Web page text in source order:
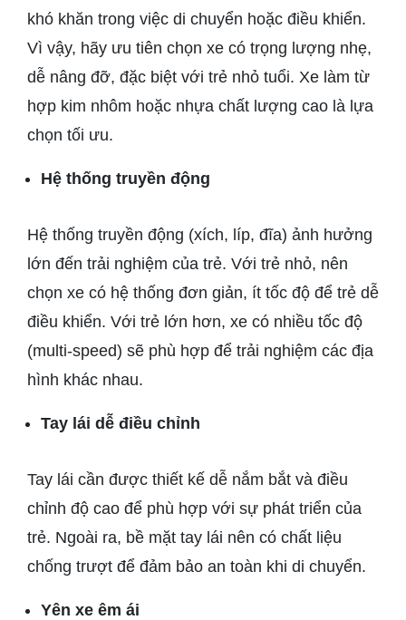
khó khăn trong việc di chuyển hoặc điều khiển.
Vì vậy, hãy ưu tiên chọn xe có trọng lượng nhẹ,
dễ nâng đỡ, đặc biệt với trẻ nhỏ tuổi. Xe làm từ
hợp kim nhôm hoặc nhựa chất lượng cao là lựa
chọn tối ưu.
Hệ thống truyền động
Hệ thống truyền động (xích, líp, đĩa) ảnh hưởng
lớn đến trải nghiệm của trẻ. Với trẻ nhỏ, nên
chọn xe có hệ thống đơn giản, ít tốc độ để trẻ dễ
điều khiển. Với trẻ lớn hơn, xe có nhiều tốc độ
(multi-speed) sẽ phù hợp để trải nghiệm các địa
hình khác nhau.
Tay lái dễ điều chỉnh
Tay lái cần được thiết kế dễ nắm bắt và điều
chỉnh độ cao để phù hợp với sự phát triển của
trẻ. Ngoài ra, bề mặt tay lái nên có chất liệu
chống trượt để đảm bảo an toàn khi di chuyển.
Yên xe êm ái